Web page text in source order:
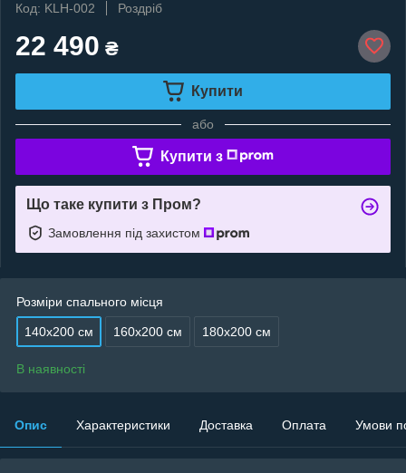
Код: KLH-002
Роздріб
22 490 ₴
Купити
або
Купити з
Що таке купити з Пром?
Замовлення під захистом
Розміри спального місця
140х200 см 160х200 см 180х200 см
В наявності
Опис Характеристики Доставка Оплата Умови